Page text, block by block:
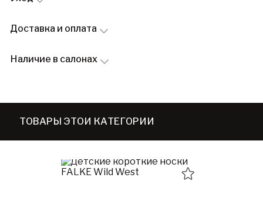
Доставка и оплата
Наличие в салонах
ТОВАРЫ ЭТОЙ КАТЕГОРИИ